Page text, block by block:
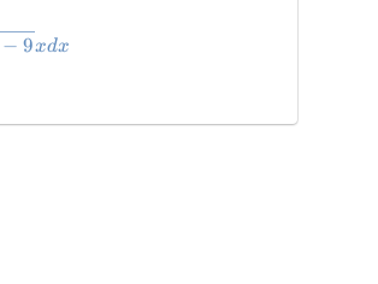
\int\sqrt[3]{x^2-9}xdx
− 9xdx